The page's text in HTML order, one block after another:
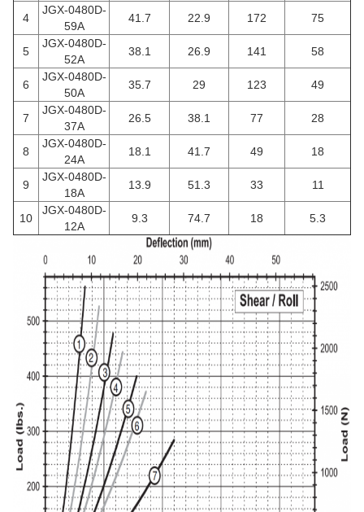
4
JGX-0480D-
59A
41.7 22.9 172 75
5
JGX-0480D-
52A
38.1 26.9 141 58
6
JGX-0480D-
50A
35.7 29 123 49
7
JGX-0480D-
37A
26.5 38.1 77 28
8
JGX-0480D-
24A
18.1 41.7 49 18
9
JGX-0480D-
18A
13.9 51.3 33 11
10
JGX-0480D-
12A
9.3 74.7 18 5.3